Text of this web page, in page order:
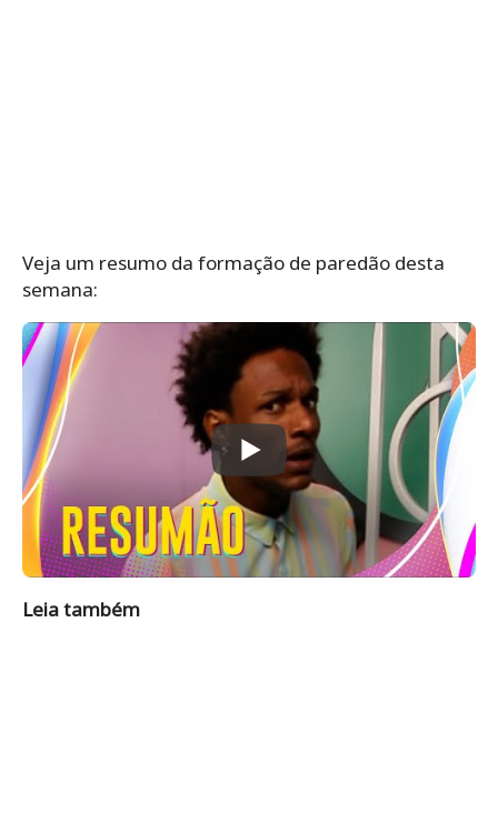
Veja um resumo da formação de paredão desta
semana:
Leia também